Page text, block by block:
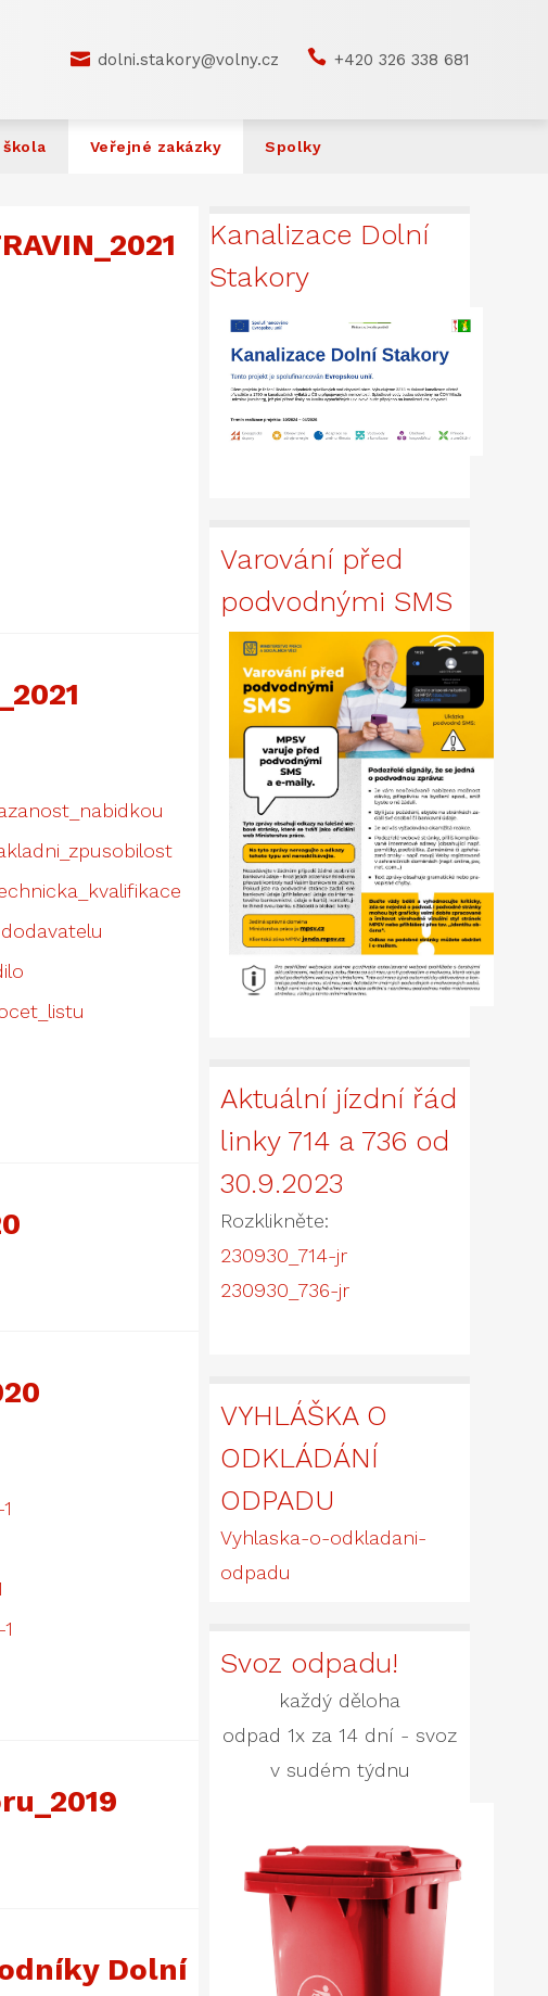
 dolni.stakory@volny.cz  +420 326 338 681
škola Veřejné zakázky Spolky
Dolní
Kanalizace Dolní
Stakory
Varování před
podvodnými SMS
Aktuální jízdní řád
linky 714 a 736 od
30.9.2023
Rozklikněte:
230930_714-jr
230930_736-jr
VYHLÁŠKA O
ODKLÁDÁNÍ
ODPADU
Vyhlaska-o-odkladani-
odpadu
Svoz odpadu!
každý děloha
odpad 1x za 14 dní - svoz
v sudém týdnu